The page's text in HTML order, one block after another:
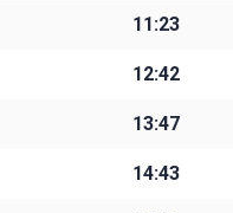
11:23
12:42
13:47
14:43